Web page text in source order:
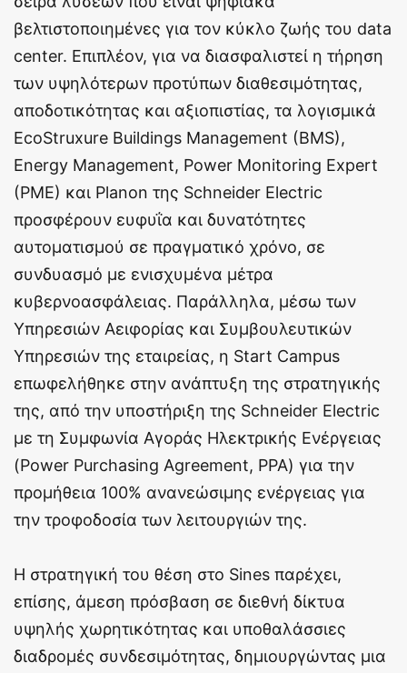
βελτιστοποιημένες για τον κύκλο ζωής του data
center. Επιπλέον, για να διασφαλιστεί η τήρηση
των υψηλότερων προτύπων διαθεσιμότητας,
αποδοτικότητας και αξιοπιστίας, τα λογισμικά
EcoStruxure Buildings Management (BMS),
Energy Management, Power Monitoring Expert
(PME) και Planon της Schneider Electric
προσφέρουν ευφυΐα και δυνατότητες
αυτοματισμού σε πραγματικό χρόνο, σε
συνδυασμό με ενισχυμένα μέτρα
κυβερνοασφάλειας. Παράλληλα, μέσω των
Υπηρεσιών Αειφορίας και Συμβουλευτικών
Υπηρεσιών της εταιρείας, η Start Campus
επωφελήθηκε στην ανάπτυξη της στρατηγικής
της, από την υποστήριξη της Schneider Electric
με τη Συμφωνία Αγοράς Ηλεκτρικής Ενέργειας
(Power Purchasing Agreement, PPA) για την
προμήθεια 100% ανανεώσιμης ενέργειας για
την τροφοδοσία των λειτουργιών της.
Η στρατηγική του θέση στο Sines παρέχει,
επίσης, άμεση πρόσβαση σε διεθνή δίκτυα
υψηλής χωρητικότητας και υποθαλάσσιες
διαδρομές συνδεσιμότητας, δημιουργώντας μια